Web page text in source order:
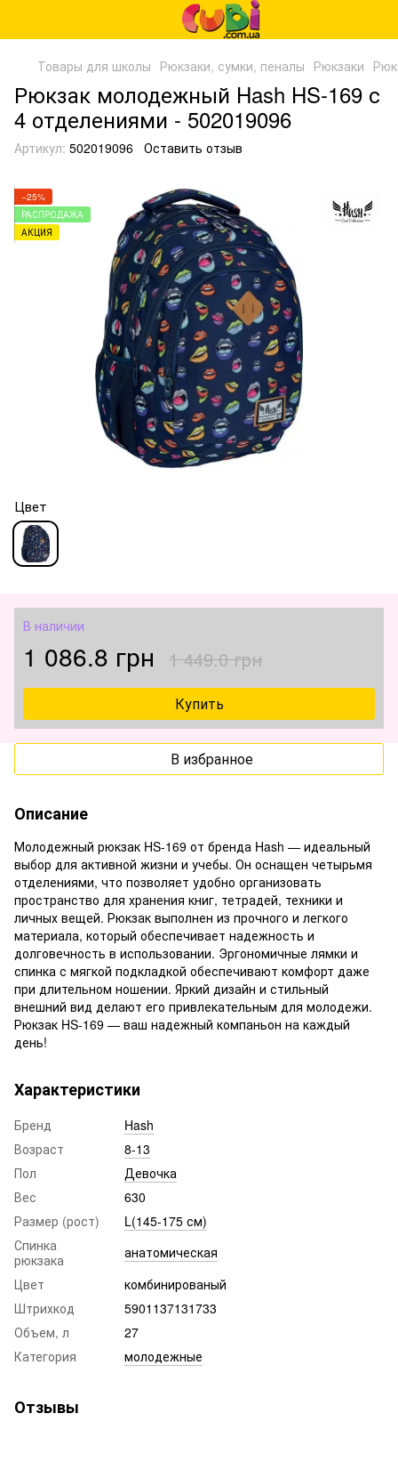
Товары для школы Рюкзаки, сумки, пеналы Рюкзаки
Рюкзак молодежный Hash HS-169 с
4 отделениями - 502019096
Артикул: 502019096 Оставить отзыв
−25%
РАСПРОДАЖА
АКЦИЯ
Цвет
В наличии
1 086.8 грн 1 449.0 грн
Купить
В избранное
Описание
Молодежный рюкзак HS-169 от бренда Hash — идеальный
выбор для активной жизни и учебы. Он оснащен четырьмя
отделениями, что позволяет удобно организовать
пространство для хранения книг, тетрадей, техники и
личных вещей. Рюкзак выполнен из прочного и легкого
материала, который обеспечивает надежность и
долговечность в использовании. Эргономичные лямки и
спинка с мягкой подкладкой обеспечивают комфорт даже
при длительном ношении. Яркий дизайн и стильный
внешний вид делают его привлекательным для молодежи.
Рюкзак HS-169 — ваш надежный компаньон на каждый
день!
Характеристики
Бренд
Hash
Возраст
8-13
Пол
Девочка
Вес
630
Размер (рост)
L(145-175 см)
Спинка
рюкзака
анатомическая
Цвет
комбинированый
Штрихкод
5901137131733
Объем, л
27
Категория
молодежные
Отзывы